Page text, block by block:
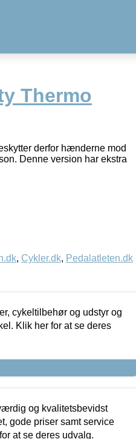
Thermo
derfor hænderne mod
Denne version har ekstra
, Cykler.dk, Pedalatleten.dk
cykeltilbehør og udstyr og
Klik her for at se deres
og kvalitetsbevidst
gode priser samt service
at se deres udvalg.